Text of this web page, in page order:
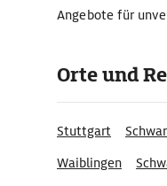
Angebote für
Orte und
Stuttgart
Waiblingen